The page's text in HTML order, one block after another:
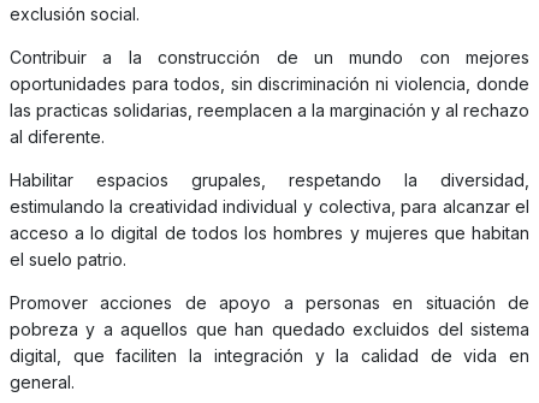
exclusión social.
Contribuir a la construcción de un mundo con mejores
oportunidades para todos, sin discriminación ni violencia, donde
las practicas solidarias, reemplacen a la marginación y al rechazo
al diferente.
Habilitar espacios grupales, respetando la diversidad,
estimulando la creatividad individual y colectiva, para alcanzar el
acceso a lo digital de todos los hombres y mujeres que habitan
el suelo patrio.
Promover acciones de apoyo a personas en situación de
pobreza y a aquellos que han quedado excluidos del sistema
digital, que faciliten la integración y la calidad de vida en
general.